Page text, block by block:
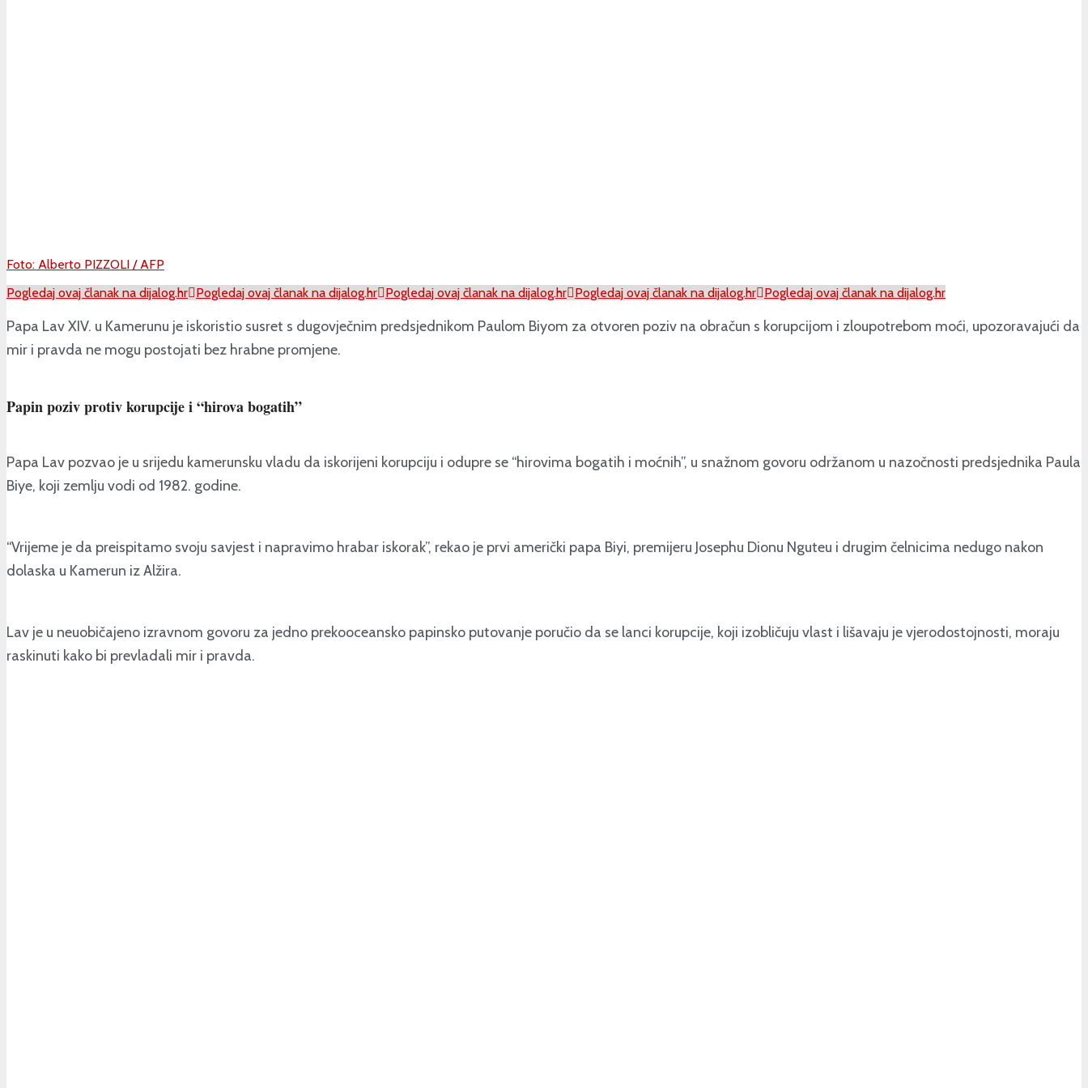
Foto: Alberto PIZZOLI / AFP
Pogledaj ovaj članak na dijalog.hr Pogledaj ovaj članak na dijalog.hr Pogledaj ovaj članak na dijalog.hr Pogledaj ovaj članak na dijalog.hr Pogledaj ovaj članak na dijalog.hr
Papa Lav XIV. u Kamerunu je iskoristio susret s dugovječnim predsjednikom Paulom Biyom za otvoren poziv na obračun s korupcijom i zloupotrebom moći, upozoravajući da
mir i pravda ne mogu postojati bez hrabne promjene.
Papin poziv protiv korupcije i “hirova bogatih”
Papa Lav pozvao je u srijedu kamerunsku vladu da iskorijeni korupciju i odupre se “hirovima bogatih i moćnih”, u snažnom govoru održanom u nazočnosti predsjednika Paula
Biye, koji zemlju vodi od 1982. godine.
“Vrijeme je da preispitamo svoju savjest i napravimo hrabar iskorak”, rekao je prvi američki papa Biyi, premijeru Josephu Dionu Nguteu i drugim čelnicima nedugo nakon
dolaska u Kamerun iz Alžira.
Lav je u neuobičajeno izravnom govoru za jedno prekooceansko papinsko putovanje poručio da se lanci korupcije, koji izobličuju vlast i lišavaju je vjerodostojnosti, moraju
raskinuti kako bi prevladali mir i pravda.